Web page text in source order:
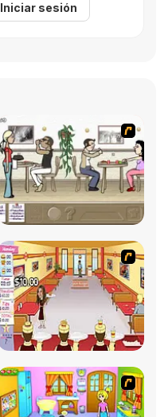
Iniciar sesión